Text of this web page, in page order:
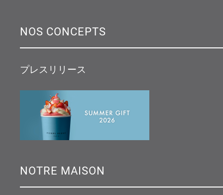
NOS CONCEPTS
プレスリリース
NOTRE MAISON